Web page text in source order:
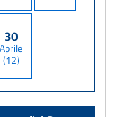
30
Aprile
(12)